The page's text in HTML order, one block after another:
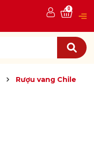
0
Rượu vang Chile